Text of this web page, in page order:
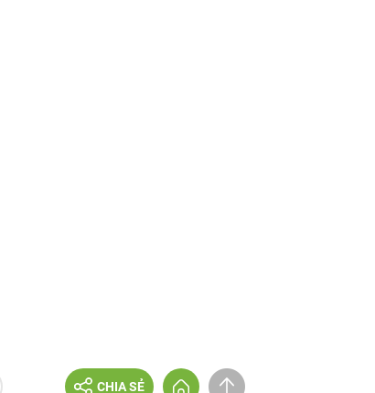
CHIA SẺ